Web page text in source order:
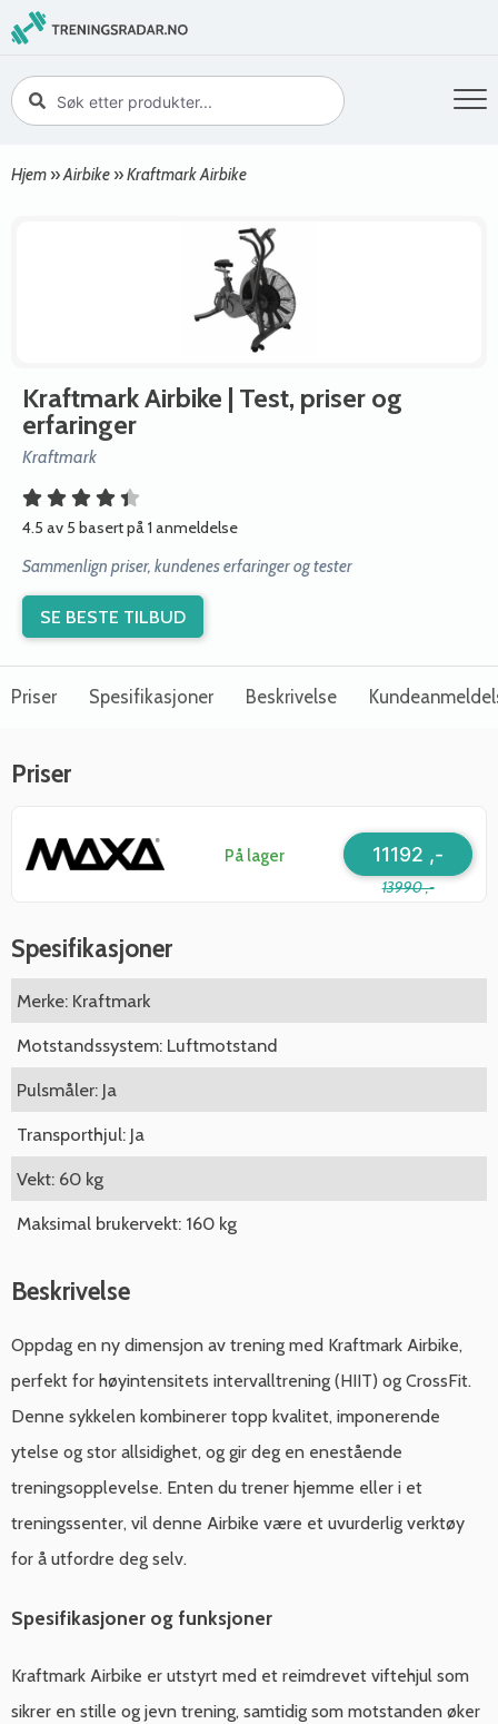
Hjem »Airbike »Kraftmark Airbike
Kraftmark Airbike | Test, priser og
erfaringer
Kraftmark
4.5 av 5 basert på 1 anmeldelse
Sammenlign priser, kundenes erfaringer og tester
SE BESTE TILBUD
Priser Spesifikasjoner Beskrivelse
Priser
På lager
13990 ,-
11192 ,-
Spesifikasjoner
Merke: Kraftmark
Motstandssystem: Luftmotstand
Pulsmåler: Ja
Transporthjul: Ja
Vekt: 60 kg
Maksimal brukervekt: 160 kg
Beskrivelse
Oppdag en ny dimensjon av trening med Kraftmark Airbike,
perfekt for høyintensitets intervalltrening (HIIT) og CrossFit.
Denne sykkelen kombinerer topp kvalitet, imponerende
ytelse og stor allsidighet, og gir deg en enestående
treningsopplevelse. Enten du trener hjemme eller i et
treningssenter, vil denne Airbike være et uvurderlig verktøy
for å utfordre deg selv.
Spesifikasjoner og funksjoner
Kraftmark Airbike er utstyrt med et reimdrevet viftehjul som
sikrer en stille og jevn trening, samtidig som motstanden øker